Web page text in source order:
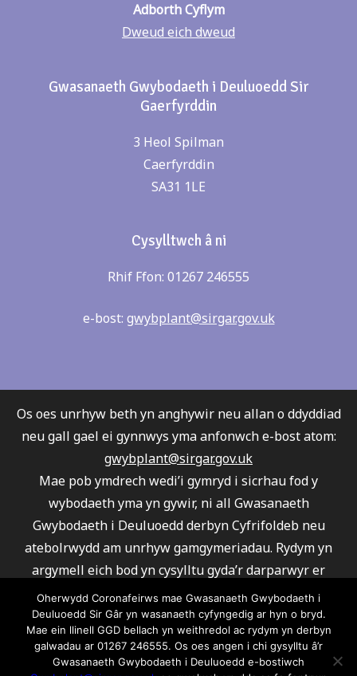
Adborth Cyflym
Dweud eich dweud
Gwasanaeth Gwybodaeth i Deuluoedd Sir
Gaerfyrddin
3 Heol Spilman
Caerfyrddin
SA31 1LE
Cysylltwch â ni
Rhif Ffon: 01267 246555
e-bost: gwybplant@sirgar.gov.uk
Os oes unrhyw beth yn anghywir neu allan o ddyddiad
neu gall gael ei gynnwys yma anfonwch e-bost atom:
gwybplant@sirgar.gov.uk
Mae pob ymdrech wedi’i gymryd i sicrhau fod y
wybodaeth yma yn gywir, ni all Gwasanaeth
Gwybodaeth i Deuluoedd derbyn Cyfrifoldeb neu
atebolrwydd am unrhyw gamgymeriadau. Rydym yn
argymell eich bod yn cysylltu gyda’r darparwyr er
mwyn sicrhau fod eu gwasanaeth yn ateb eich
gofynion.
Ni all Gwasanaeth Gwybodaeth i Deuluoedd argymell
unrhyw un o’r darparwyr a rhestrwyd.
Oherwydd Coronafeirws mae Gwasanaeth Gwybodaeth i
Deuluoedd Sir Gâr yn wasanaeth cyfyngedig ar hyn o bryd.
Mae ein llinell GGD bellach yn weithredol ac rydym yn derbyn
galwadau ar 01267 246555. Os oes angen i chi gysylltu â’r
Gwasanaeth Gwybodaeth i Deuluoedd e-bostiwch